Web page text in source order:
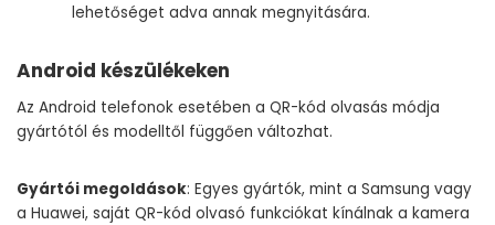
lehetőséget adva annak megnyitására.
Android készülékeken
Az Android telefonok esetében a QR-kód olvasás módja
gyártótól és modelltől függően változhat.
Gyártói megoldások: Egyes gyártók, mint a Samsung vagy
a Huawei, saját QR-kód olvasó funkciókat kínálnak a kamera